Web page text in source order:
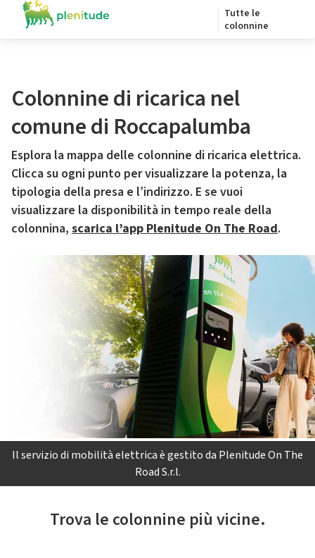
Tutte le
colonnine
Colonnine di ricarica nel
comune di Roccapalumba
Esplora la mappa delle colonnine di ricarica elettrica.
Clicca su ogni punto per visualizzare la potenza, la
tipologia della presa e l’indirizzo. E se vuoi
visualizzare la disponibilità in tempo reale della
colonnina, scarica l’app Plenitude On The Road.
Il servizio di mobilità elettrica è gestito da Plenitude On The
Road S.r.l.
Trova le colonnine più vicine.